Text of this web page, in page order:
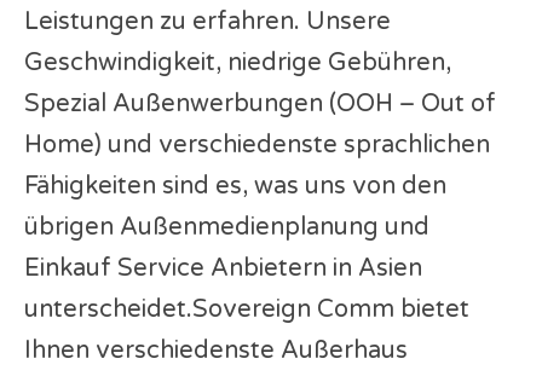
Leistungen zu erfahren. Unsere
Geschwindigkeit, niedrige Gebühren,
Spezial Außenwerbungen (OOH – Out of
Home) und verschiedenste sprachlichen
Fähigkeiten sind es, was uns von den
übrigen Außenmedienplanung und
Einkauf Service Anbietern in Asien
unterscheidet.Sovereign Comm bietet
Ihnen verschiedenste Außerhaus